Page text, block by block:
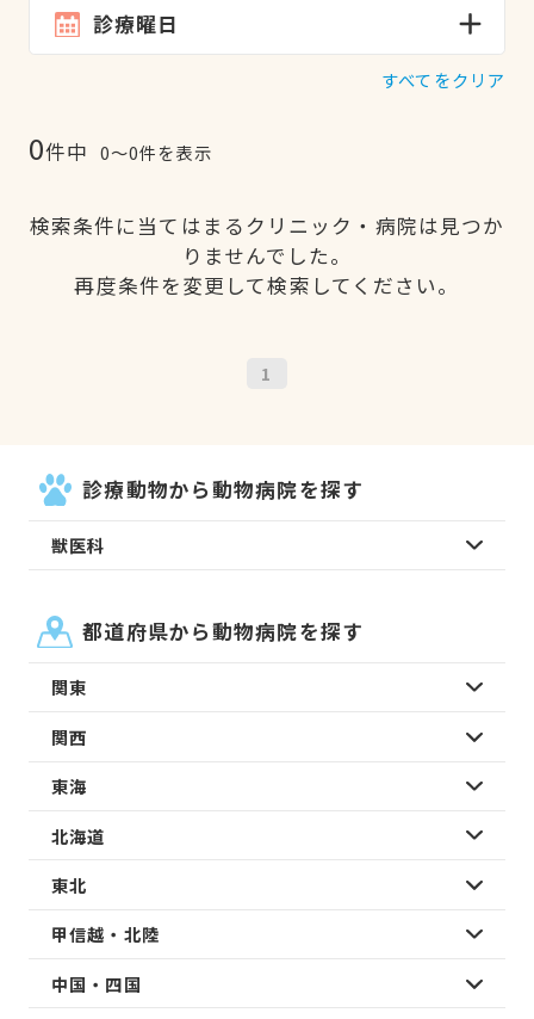
診療曜日
すべてをクリア
0件中 0〜0件を表示
検索条件に当てはまるクリニック・病院は見つか
りませんでした。
再度条件を変更して検索してください。
1
診療動物から動物病院を探す
獣医科
都道府県から動物病院を探す
関東
関西
東海
北海道
東北
甲信越・北陸
中国・四国